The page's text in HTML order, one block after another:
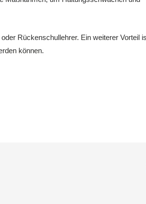
Rückenschullehrer. Ein weiterer Vorteil
können.